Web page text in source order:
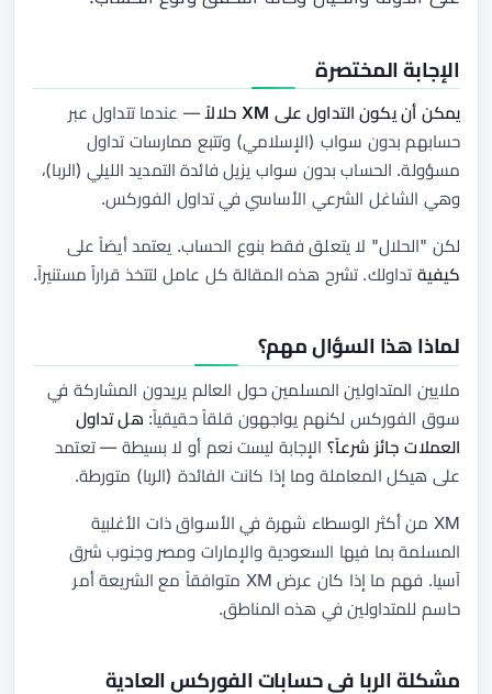
الإجابة المختصرة
يمكن أن يكون التداول على XM حلالاً
— عندما تتداول عبر
حسابهم بدون سواب (الإسلامي) وتتبع ممارسات تداول
مسؤولة. الحساب بدون سواب يزيل فائدة التمديد الليلي (الربا)،
وهي الشاغل الشرعي الأساسي في تداول الفوركس.
لكن "الحلال" لا يتعلق فقط بنوع الحساب. يعتمد أيضاً على
كيفية تداولك. تشرح هذه المقالة كل عامل لتتخذ قراراً مستنيراً.
لماذا هذا السؤال مهم؟
ملايين المتداولين المسلمين حول العالم يريدون المشاركة في
سوق الفوركس لكنهم يواجهون قلقاً حقيقياً: هل تداول
العملات جائز شرعاً؟ الإجابة ليست نعم أو لا بسيطة — تعتمد
على هيكل المعاملة وما إذا كانت الفائدة (الربا) متورطة.
XM من أكثر الوسطاء شهرة في الأسواق ذات الأغلبية
المسلمة بما فيها السعودية والإمارات ومصر وجنوب شرق
آسيا. فهم ما إذا كان عرض XM متوافقاً مع الشريعة أمر
حاسم للمتداولين في هذه المناطق.
مشكلة الربا في حسابات الفوركس العادية